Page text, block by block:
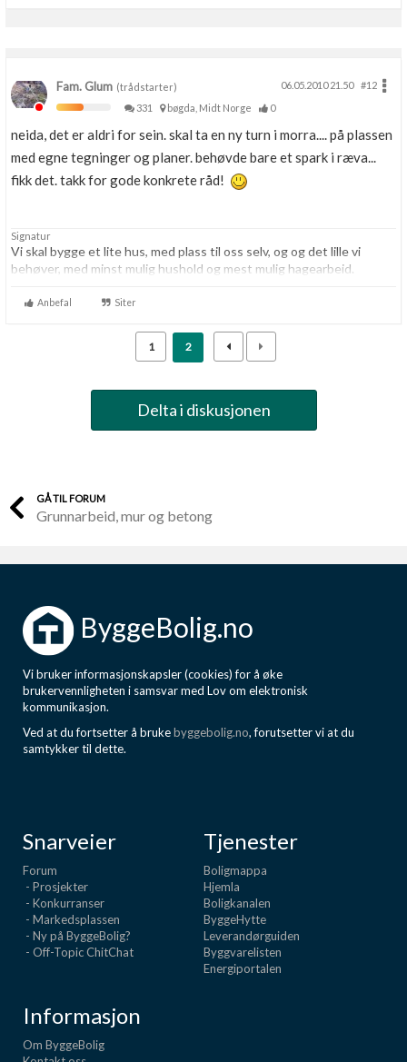
Fam. Glum (trådstarter) 06.05.2010 21.50
#12
331
bøgda, Midt Norge 0
neida, det er aldri for sein. skal ta en ny turn i morra.... på plassen
med egne tegninger og planer. behøvde bare et spark i ræva...
fikk det. takk for gode konkrete råd!
Signatur
Vi skal bygge et lite hus, med plass til oss selv, og og det lille vi
behøver, med minst mulig hushold og mest mulig hagearbeid.
Anbefal Siter
1 2
Delta i diskusjonen
GÅ TIL FORUM
Grunnarbeid, mur og betong
ByggeBolig.no
Vi bruker informasjonskapsler (cookies) for å øke
brukervennligheten i samsvar med Lov om elektronisk
kommunikasjon.
Ved at du fortsetter å brukebyggebolig.no, forutsetter vi at du
samtykker til dette.
Snarveier
Forum
- Prosjekter
- Konkurranser
- Markedsplassen
- Ny på ByggeBolig?
- Off-Topic ChitChat
Tjenester
Boligmappa
Hjemla
Boligkanalen
ByggeHytte
Leverandørguiden
Byggvarelisten
Energiportalen
Informasjon
Om ByggeBolig